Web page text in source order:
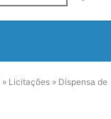
» Licitações » Dispensa de